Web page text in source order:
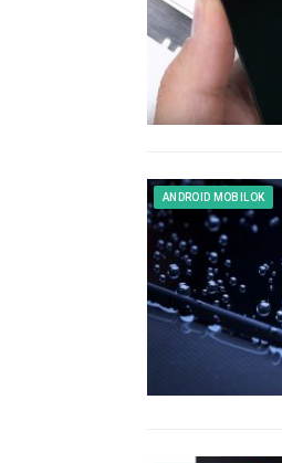
ANDROID MOBILOK